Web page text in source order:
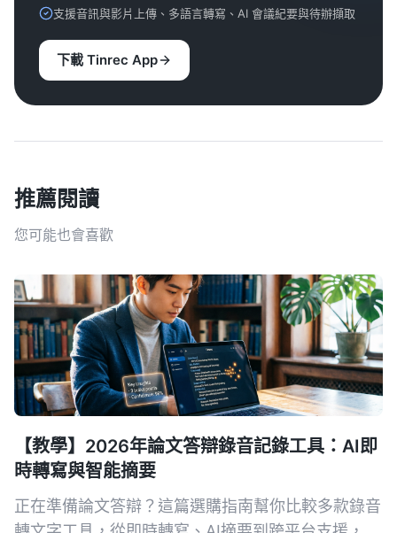
支援音訊與影片上傳、多語言轉寫、AI 會議紀要與待辦擷取
下載 Tinrec App
推薦閱讀
您可能也會喜歡
【教學】2026年論文答辯錄音記錄工具：AI即
時轉寫與智能摘要
正在準備論文答辯？這篇選購指南幫你比較多款錄音